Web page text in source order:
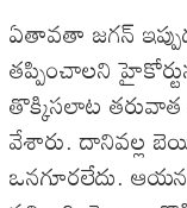
ఏతావతా జగన్
తప్పించాలని
తొక్కిసలాట తరువాత
వేశారు. దానివల్ల
ఒనగూరలేదు. ఆయన